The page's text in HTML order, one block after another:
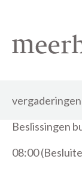
vergaderingen
Beslissingen
08:00